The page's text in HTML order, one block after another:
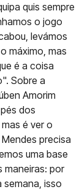
quis sempre
o jogo
levámos
máximo, mas
é a coisa
Sobre a
Amorim
dos
é ver o
precisa
uma base
maneiras: por
semana, isso